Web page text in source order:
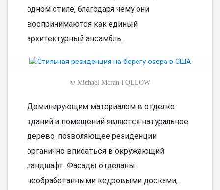
одном стиле, благодаря чему они
воспринимаются как единый
архитектурный ансамбль.
© Michael Moran FOLLOW
Доминирующим материалом в отделке
зданий и помещений является натуральное
дерево, позволяющее резиденции
органично вписаться в окружающий
ландшафт. Фасады отделаны
необработанными кедровыми досками,